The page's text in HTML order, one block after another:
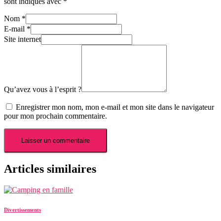
Nom *
E-mail *
Site internet
Qu’avez vous à l’esprit ?
Enregistrer mon nom, mon e-mail et mon site dans le navigateur
pour mon prochain commentaire.
Articles similaires
Divertissements